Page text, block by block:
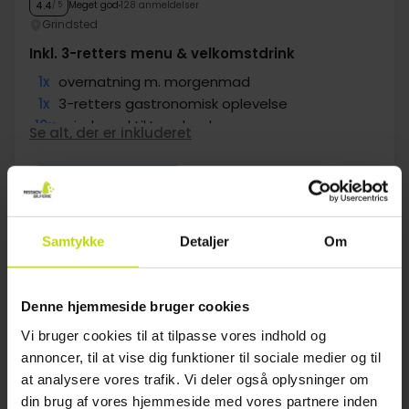
Samtykke Detaljer Om
Denne hjemmeside bruger cookies
Vi bruger cookies til at tilpasse vores indhold og
annoncer, til at vise dig funktioner til sociale medier og til
at analysere vores trafik. Vi deler også oplysninger om
din brug af vores hjemmeside med vores partnere inden
4.4/ 5 Meget god 128 anmeldelser
Grindsted
Inkl. 3-retters menu & velkomstdrink
1x overnatning m. morgenmad
1x 3-retters gastronomisk oplevelse
10x min. kørsel til Legoland
∞ Gratis internet og parkering
Se alt, der er inkluderet
Aug 899,-
I alt 1798,-
Okt
Se mere
1
FAQ